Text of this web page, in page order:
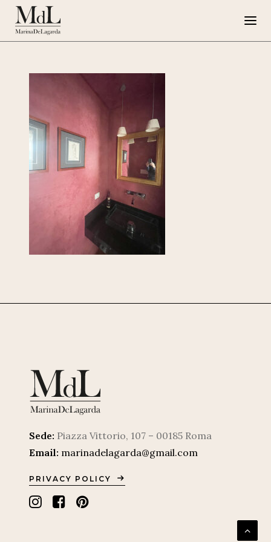
Marina de Lagarda
Lavori
Progetti speciali
Opere su Tela
Press
G108
EN
Sede: Piazza Vittorio, 107 – 00185 Roma
Email: marinadelagarda@gmail.com
PRIVACY POLICY